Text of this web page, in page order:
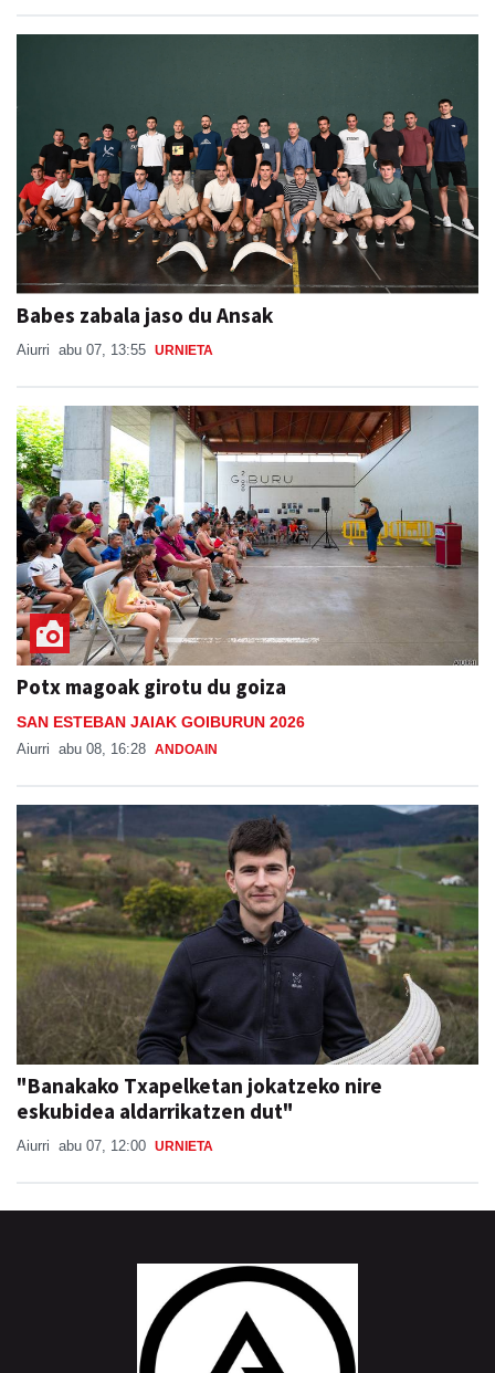
Babes zabala jaso du Ansak
Aiurri abu 07, 13:55 URNIETA
Potx magoak girotu du goiza
SAN ESTEBAN JAIAK GOIBURUN 2026
Aiurri abu 08, 16:28 ANDOAIN
"Banakako Txapelketan jokatzeko nire
eskubidea aldarrikatzen dut"
Aiurri abu 07, 12:00 URNIETA